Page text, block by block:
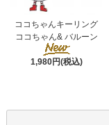
ココちゃんキーリング
ココちゃん& バルーン
1,980円(税込)